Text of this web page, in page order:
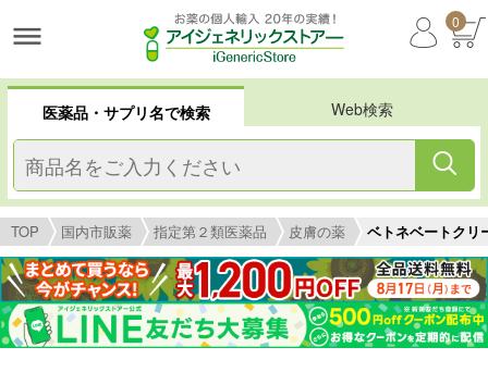
0
医薬品・サプリ名で検索 Web検索
TOP 国内市販薬 指定第２類医薬品 皮膚の薬 ベトネベートクリ